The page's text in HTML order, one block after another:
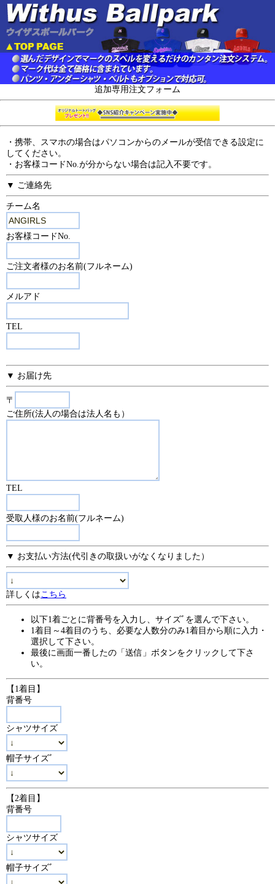
追加専用注文フォーム
・携帯、スマホの場合はパソコンからのメールが受信できる設定に
してください。
・お客様コードNo.が分からない場合は記入不要です。
▼ ご連絡先
チーム名
お客様コードNo.
ご注文者様のお名前(フルネーム)
メルアド
TEL
▼ お届け先
〒
ご住所(法人の場合は法人名も）
TEL
受取人様のお名前(フルネーム)
▼ お支払い方法(代引きの取扱いがなくなりました）
詳しくはこちら
以下1着ごとに背番号を入力し、サイズﾞを選んで下さい。
1着目～4着目のうち、必要な人数分のみ1着目から順に入力・
選択して下さい。
最後に画面一番したの「送信」ボタンをクリックして下さ
い。
【1着目】
背番号
シャツサイズ
帽子サイズﾞ
【2着目】
背番号
シャツサイズ
帽子サイズﾞ